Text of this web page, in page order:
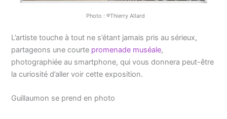
Photo : ®Thierry Allard
L’artiste touche à tout ne s’étant jamais pris au sérieux,
partageons une courte promenade muséale,
photographiée au smartphone, qui vous donnera peut-être
la curiosité d’aller voir cette exposition.
Guillaumon se prend en photo